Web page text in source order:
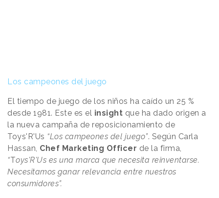
Los campeones del juego
El tiempo de juego de los niños ha caído un 25 %
desde 1981. Este es el insight que ha dado origen a
la nueva campaña de reposicionamiento de
Toys'R'Us “Los campeones del juego”. Según Carla
Hassan, Chef Marketing Officer de la firma,
“Toys'R'Us es una marca que necesita reinventarse.
Necesitamos ganar relevancia entre nuestros
consumidores”.